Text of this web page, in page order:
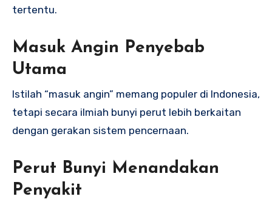
tertentu.
Masuk Angin Penyebab
Utama
Istilah “masuk angin” memang populer di Indonesia,
tetapi secara ilmiah bunyi perut lebih berkaitan
dengan gerakan sistem pencernaan.
Perut Bunyi Menandakan
Penyakit